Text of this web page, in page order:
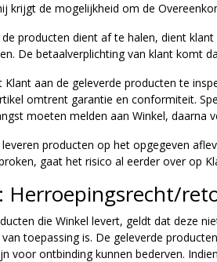
krijgt de mogelijkheid om de
de producten dient af te halen, dient
De betaalverplichting van klant komt
Klant aan de geleverde producten te
omtrent garantie en conformiteit.
moeten melden aan Winkel, daarna
producten op het opgegeven
gaat het risico al eerder over op
Herroepingsrecht/
die Winkel levert, geldt dat deze
toepassing is. De geleverde
voor ontbinding kunnen bederven.